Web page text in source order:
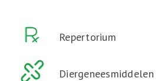
Repertorium
Diergeneesmiddelen